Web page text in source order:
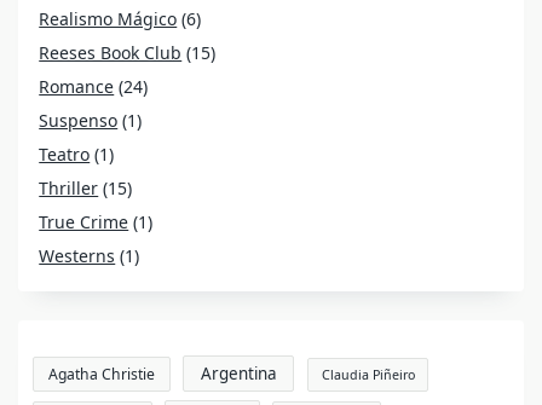
Realismo Mágico (6)
Reeses Book Club (15)
Romance (24)
Suspenso (1)
Teatro (1)
Thriller (15)
True Crime (1)
Westerns (1)
Agatha Christie Argentina Claudia Piñeiro